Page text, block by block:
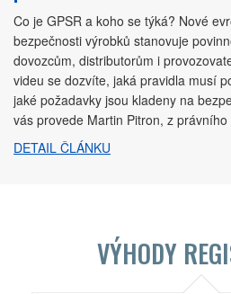
Co je GPSR a koho se týká? Nové
bezpečnosti výrobků stanovuje
dovozcům, distributorům i
videu se dozvíte, jaká pravidla musí
jaké požadavky jsou kladeny na
vás provede Martin Pitron, z
DETAIL ČLÁNKU
VÝHODY